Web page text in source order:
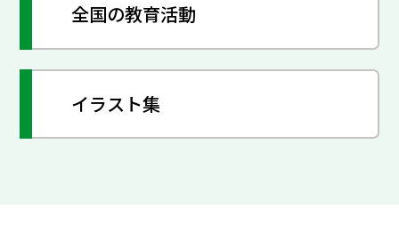
全国の教育活動
イラスト集